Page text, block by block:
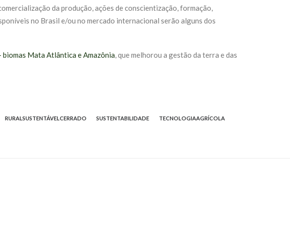
da produção, ações de conscientização, formação,
no Brasil e/ou no mercado internacional serão alguns dos
Mata Atlântica e Amazônia, que melhorou a gestão da terra e das
RURALSUSTENTÁVELCERRADO SUSTENTABILIDADE TECNOLOGIAAGRÍCOLA